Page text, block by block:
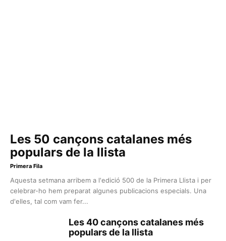
Les 50 cançons catalanes més
populars de la llista
Primera Fila
Aquesta setmana arribem a l'edició 500 de la Primera Llista i per
celebrar-ho hem preparat algunes publicacions especials. Una
d'elles, tal com vam fer...
Les 40 cançons catalanes més
populars de la llista